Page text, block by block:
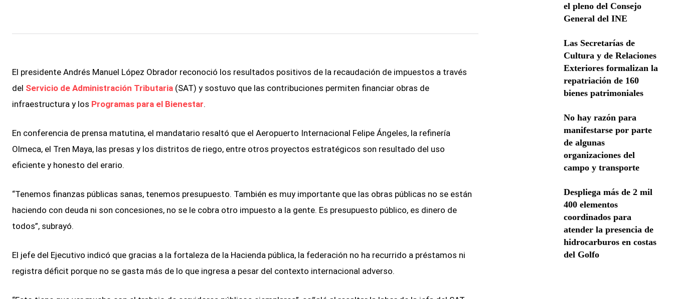
El presidente Andrés Manuel López Obrador reconoció los resultados positivos de la recaudación de impuestos a través
del Servicio de Administración Tributaria (SAT) y sostuvo que las contribuciones permiten financiar obras de
infraestructura y los Programas para el Bienestar.
En conferencia de prensa matutina, el mandatario resaltó que el Aeropuerto Internacional Felipe Ángeles, la refinería
Olmeca, el Tren Maya, las presas y los distritos de riego, entre otros proyectos estratégicos son resultado del uso
eficiente y honesto del erario.
“Tenemos finanzas públicas sanas, tenemos presupuesto. También es muy importante que las obras públicas no se están
haciendo con deuda ni son concesiones, no se le cobra otro impuesto a la gente. Es presupuesto público, es dinero de
todos”, subrayó.
El jefe del Ejecutivo indicó que gracias a la fortaleza de la Hacienda pública, la federación no ha recurrido a préstamos ni
registra déficit porque no se gasta más de lo que ingresa a pesar del contexto internacional adverso.
el pleno del Consejo
General del INE
Las Secretarías de
Cultura y de Relaciones
Exteriores formalizan la
repatriación de 160
bienes patrimoniales
No hay razón para
manifestarse por parte
de algunas
organizaciones del
campo y transporte
Despliega más de 2 mil
400 elementos
coordinados para
atender la presencia de
hidrocarburos en costas
del Golfo